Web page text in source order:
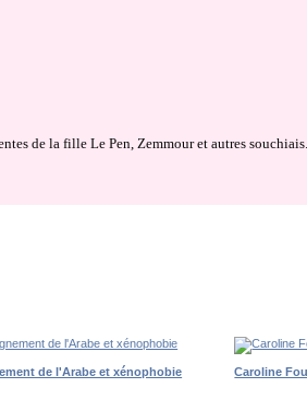
de la fille Le Pen, Zemmour et autres
de l'Arabe et xénophobie Caroline